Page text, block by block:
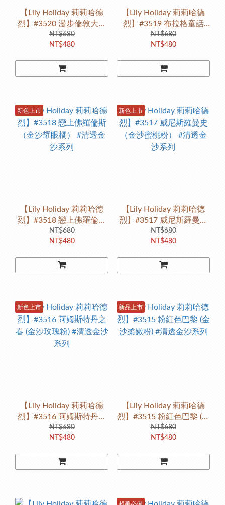
【Lily Holiday 莉莉哈德
烈】#3520 漫步倫敦大街
（金沙焦糖） #清透金沙
系列
NT$680
NT$480
【Lily Holiday 莉莉哈德
烈】#3519 布拉格童話
（金沙牛奶糖）#清透金沙
系列
NT$680
NT$480
新色上市
【Lily Holiday 莉莉哈德
烈】#3518 戀上佛羅倫斯
（金沙耀眼橘） #清透金
沙系列
NT$680
NT$480
新色上市
【Lily Holiday 莉莉哈德
烈】#3517 威尼斯羅曼史
（金沙蜜桃粉） #清透金
沙系列
NT$680
NT$480
新色上市
【Lily Holiday 莉莉哈德
烈】#3516 阿姆斯特丹之
春 (金沙玫瑰粉) #清透金沙
系列
NT$680
NT$480
新品上市
【Lily Holiday 莉莉哈德
烈】#3515 粉紅色巴黎 (金
沙柔嫩粉) #清透金沙系列
NT$680
NT$480